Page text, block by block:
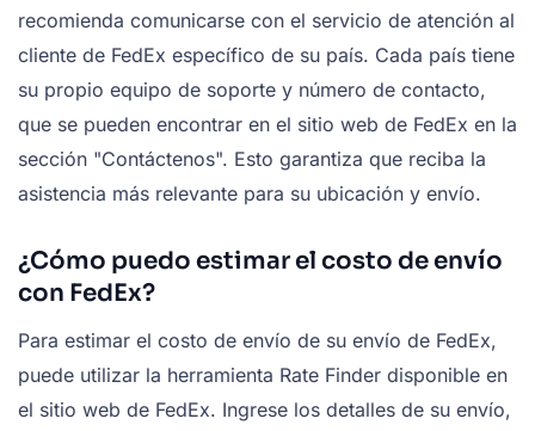
recomienda comunicarse con el servicio de atención al
cliente de FedEx específico de su país. Cada país tiene
su propio equipo de soporte y número de contacto,
que se pueden encontrar en el sitio web de FedEx en la
sección "Contáctenos". Esto garantiza que reciba la
asistencia más relevante para su ubicación y envío.
¿Cómo puedo estimar el costo de envío
con FedEx?
Para estimar el costo de envío de su envío de FedEx,
puede utilizar la herramienta Rate Finder disponible en
el sitio web de FedEx. Ingrese los detalles de su envío,